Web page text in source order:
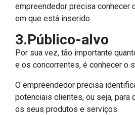
empreendedor precisa conhecer
em que está inserido.
3.Público-alvo
Por sua vez, tão importante
e os concorrentes, é conhecer o
O empreendedor precisa
potenciais clientes, ou seja, para
os seus produtos e serviços.